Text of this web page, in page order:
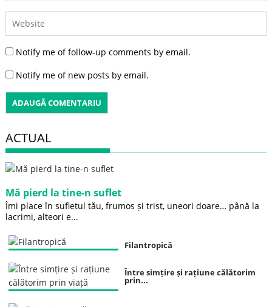
Notify me of follow-up comments by email.
Notify me of new posts by email.
ACTUAL
Mă pierd la tine-n suflet
Îmi place în sufletul tău, frumos și trist, uneori doare… până la
lacrimi, alteori e...
Filantropică
Între simțire și rațiune călătorim
prin...